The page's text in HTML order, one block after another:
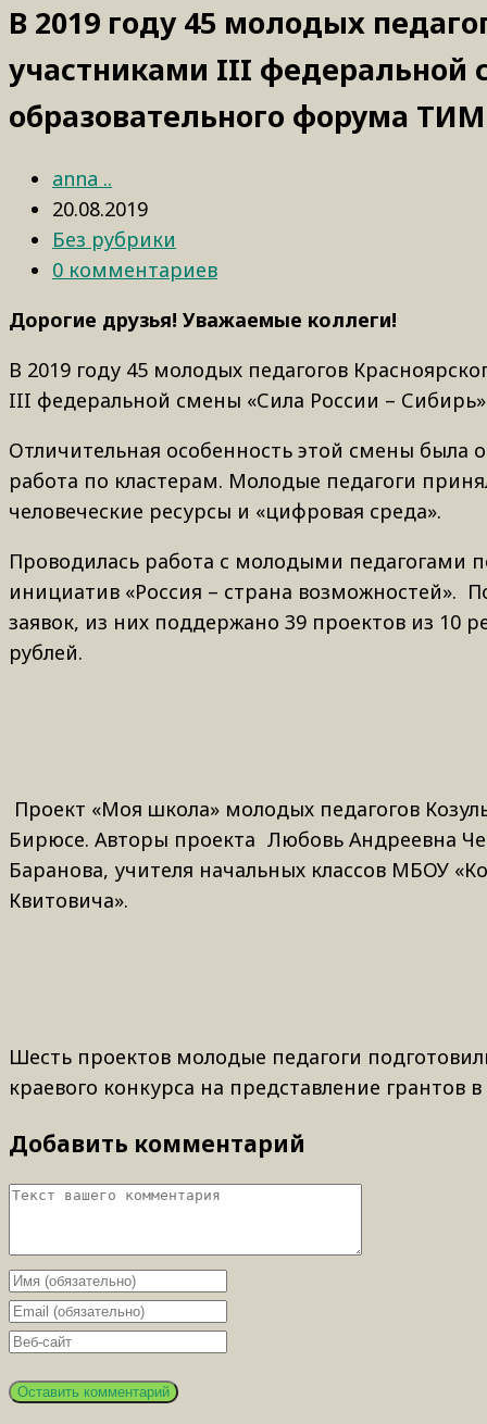
В 2019 году 45 молодых
участниками III федеральной
образовательного форума
anna ..
20.08.2019
Без рубрики
0 комментариев
Дорогие друзья! Уважаемые коллеги!
В 2019 году 45 молодых педагогов
III федеральной смены «Сила России –
Отличительная особенность этой смены была
работа по кластерам. Молодые педагоги
человеческие ресурсы и «цифровая среда».
Проводилась работа с молодыми педагогами
инициатив «Россия – страна возможностей».
заявок, из них поддержано 39 проектов из 10
рублей.
Проект «Моя школа» молодых педагогов
Бирюсе. Авторы проекта Любовь Андреевна
Баранова, учителя начальных классов МБОУ
Квитовича».
Шесть проектов молодые педагоги
краевого конкурса на представление
Добавить комментарий